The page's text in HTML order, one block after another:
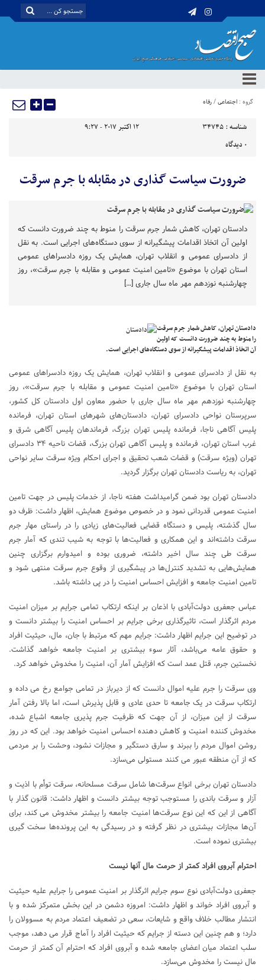
گروه : اجتماعی/رفاه
شناسه : 34745
12 اکتبر 2017 - 9:27
0 دیدگاه
ضرورت سیاست گذاری‌ در مقابله با جرم سرقت
دادستان تهران، کاهش شمار جرم سرقت را منوط به چند ضرورت دانست که
اولین آن اتخاذ اقدامات پیشگیرانه از سوی دستگاه‌های اجرایی است. به نقل
از دادسرای عمومی و انقلاب تهران، همایش یک روزه دادسراهای عمومی
استان تهران با موضوع «تامین امنیت عمومی و مقابله با جرم سرقت»، روز
چهارشنبه نوزدهم مهر ماه سال جاری […]
دادستان تهران، کاهش شمار جرم سرقت
را منوط به چند ضرورت دانست که اولین
آن اتخاذ اقدامات پیشگیرانه از سوی دستگاه‌های اجرایی است.
به نقل از دادسرای عمومی و انقلاب تهران، همایش یک روزه دادسراهای عمومی
استان تهران با موضوع «تامین امنیت عمومی و مقابله با جرم سرقت»، روز
چهارشنبه نوزدهم مهر ماه سال جاری با حضور معاون اول دادستان کل کشور،
سرپرستان نواحی دادسرای تهران، دادستان‌های شهرهای استان تهران، فرمانده
پلیس آگاهی ناجا، فرمانده پلیس تهران بزرگ، فرماندهان پلیس آگاهی شرق و
غرب استان تهران، فرمانده و پلیس آگاهی تهران بزرگ، قضات ناحیه ۳۴ دادسرای
تهران (ویژه سرقت) و قضات شعب تحقیق و اجرای احکام ویژه سرقت سایر نواحی
تهران، به ریاست دادستان تهران برگزار گردید.
دادستان تهران بود ضمن گرامی­داشت هفته ناجا، از خدمات پلیس در جهت تامین
امنیت عمومی قدردانی نمود و در خصوص موضوع همایش، اظهار داشت: ظرف دو
سال گذشته، پلیس و دستگاه قضایی فعالیت‌های زیادی را در راستای مهار جرم
سرقت داشته‌اند و این همکاری و فعالیت‌ها با توجه به شیب تندی که آمار جرم
سرقت طی چند سال اخیر داشته، ضروری بوده و امیدوارم برگزاری چنین
همایش‌هایی به تشدید کنترل‌ها در پیشگیری از وقوع جرم سرقت منتهی شود و
تامین امنیت جامعه و افزایش احساس امنیت را در پی داشته باشد.
عباس جعفری دولت‌آبادی با اذعان بر اینکه ارتکاب تمامی جرایم بر میزان امنیت
مردم اثرگذار است، تاثیرگذاری برخی جرایم بر احساس امنیت را بیشتر دانست و
در توضیح این جرایم اظهار داشت: جرایم مهم که مرتبط با جان، مال، حیثیت افراد
و حقوق عامه می‌باشد، آثار سوء بیشتری بر امنیت جامعه خواهد گذاشت.
نخستین جرم، قتل عمد است که افزایش آمار آن، امنیت را مخدوش خواهد کرد.
وی سرقت را جرم علیه اموال دانست که از دیرباز در تمامی جوامع رخ می داده و
ارتکاب سرقت در یک جامعه تا حدی عادی و قابل پذیرش است، اما بالا رفتن آمار
سرقت از این میزان، از آن جهت که ظرفیت جرم پذیری جامعه اشباع شده،
مخدوش کننده امنیت و کاهش دهنده احساس امنیت خواهد بود. این که در روز
روشن اموال مردم را ببرند و سارق دستگیر و مجازات نشود، وحشت را بر مردمی
که از آن منطقه عبور می کنند مستولی می‌سازد.
دادستان تهران برخی انواع سرقت‌ها شامل سرقت مسلحانه، سرقت توأم با اذیت و
آزار و سرقت باندی را مستوجب توجه بیشتر دانست و اظهار داشت: قانون گذار با
آگاهی از این که این نوع سرقت‌ها امنیت جامعه را بیشتر مخدوش می کند، برای
آن‌ها مجازات بیشتری در نظر گرفته و در رسیدگی به این پرونده‌ها سخت گیری
بیشتری نموده است.
احترام آبروی افراد کمتر از حرمت مال آنها نیست
جعفری دولت‌آبادی نوع سوم جرایم اثرگذار بر امنیت عمومی را جرایم علیه حیثیت
و آبروی افراد خواند و اظهار داشت: امروزه دشمن در این بخش متمرکز شده و با
انتشار مطالب خلاف واقع و شایعات، سعی در تضعیف اعتماد مردم به مسوولان را
دارد؛ و هم چنین این دسته از جرایم که حیثیت افراد را آماج قرار می دهد، موجب
سلب اعتماد میان اعضای جامعه شده و آبروی افراد که احترام آن کمتر از حرمت
مال نیست را مخدوش می‌سازد.